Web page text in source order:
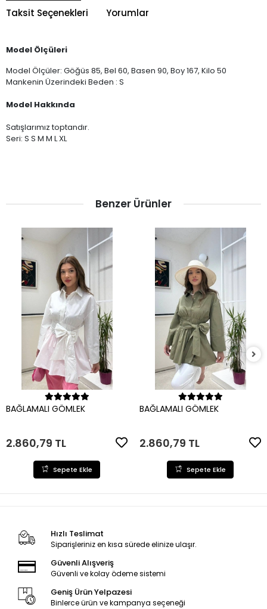
Taksit Seçenekleri Yorumlar
Model Ölçüleri
Model Ölçüler: Göğüs 85, Bel 60, Basen 90, Boy 167, Kilo 50
Mankenin Üzerindeki Beden : S
Model Hakkında
Satışlarımız toptandır.
Seri: S S M M L XL
Benzer Ürünler
Sepete Ekle
BAĞLAMALI GÖMLEK
2.860,79 TL
Sepete Ekle
Sepete Ekle
BAĞLAMALI GÖMLEK
2.860,79 TL
Sepete Ekle
Hızlı Teslimat
Siparişleriniz en kısa sürede elinize ulaşır.
Güvenli Alışveriş
Güvenli ve kolay ödeme sistemi
Geniş Ürün Yelpazesi
Binlerce ürün ve kampanya seçeneği